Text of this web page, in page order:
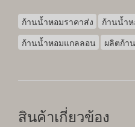
ก้านน้ำหอมราคาส่ง
ก้านน้ำ
ก้านน้ำหอมแกลลอน
ผลิตก้า
สินค้าเกี่ยวข้อง